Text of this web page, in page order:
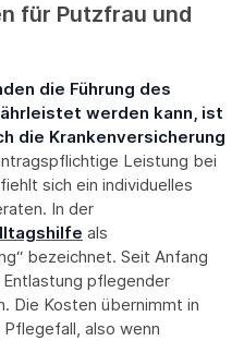
für Putzfrau und
die Führung des
werden kann, ist
die Krankenversicherung
Leistung bei
sich ein individuelles
In der
als
bezeichnet. Seit Anfang
pflegender
Die Kosten übernimmt in
also wenn